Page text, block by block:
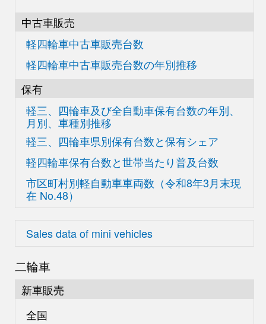
中古車販売
軽四輪車中古車販売台数
軽四輪車中古車販売台数の年別推移
保有
軽三、四輪車及び全自動車保有台数の年別、
月別、車種別推移
軽三、四輪車県別保有台数と保有シェア
軽四輪車保有台数と世帯当たり普及台数
市区町村別軽自動車車両数 （令和8年3月末現
在 No.48）
Sales data of mini vehicles
二輪車
新車販売
全国